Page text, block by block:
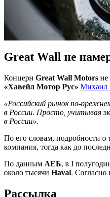
Great Wall не
Концерн Great Wall Motors не
«Хавейл Мотор Рус» Михаил
«Российский рынок по-
в России. Просто, учитывая
в России».
По его словам, подробности
компания, тогда как до
По данным АЕБ, в I
около тысячи Haval. Согласно
Рассылка